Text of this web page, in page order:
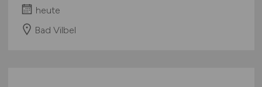
heute
Bad Vilbel